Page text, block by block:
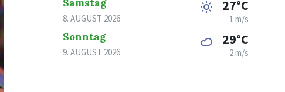
Samstag
8. AUGUST 2026
27°C
1 m/s
Sonntag
9. AUGUST 2026
29°C
2 m/s